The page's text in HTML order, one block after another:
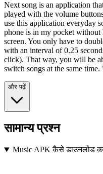
Next song is an application
played with the volume
use this application everyday
phone is in my pocket
screen. You only have to
with an interval of 0.25
click). That way, you will be
switch songs at the same
और पढ़ें
सामान्य प्रश्न
Music APK कैसे डाउनलोड